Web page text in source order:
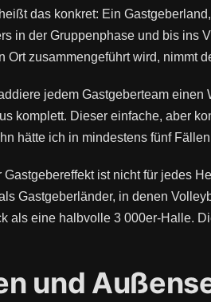
das konkret: Ein
in der Gruppenphase und bis ins
Ort zusammengeführt wird, nimmt
jedem Gastgeberteam
komplett. Dieser einfache, aber
hätte ich in mindestens fünf
ist nicht für jedes
Gastgeberländer, in denen
als eine halbvolle 3 000er-Halle.
und